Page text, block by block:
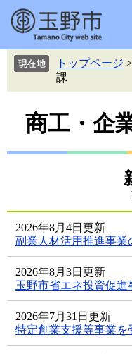
トップページ >
課
商工・企
2026年8月4日更新
副業人材活用推進事業
2026年8月3日更新
玉野市省エネ投資促進
2026年7月31日更新
特定創業支援等事業を